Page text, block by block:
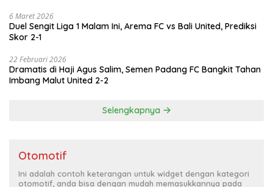
6 Maret 2026
Duel Sengit Liga 1 Malam Ini, Arema FC vs Bali United, Prediksi
Skor 2-1
22 Februari 2026
Dramatis di Haji Agus Salim, Semen Padang FC Bangkit Tahan
Imbang Malut United 2-2
Selengkapnya
Otomotif
Ini adalah contoh keterangan untuk widget dengan kategori
otomotif, anda bisa dengan mudah memasukkannya pada